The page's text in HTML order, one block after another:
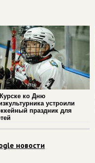
ко Дню
устроили
праздник для
новости